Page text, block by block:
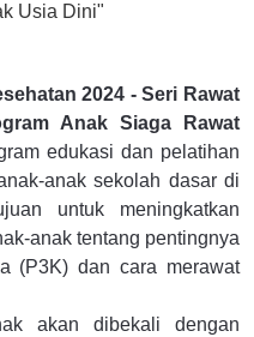
Usia Dini"
2024 - Seri Rawat
Anak Siaga Rawat
edukasi dan pelatihan
anak sekolah dasar di
untuk meningkatkan
anak tentang pentingnya
(P3K) dan cara merawat
akan dibekali dengan